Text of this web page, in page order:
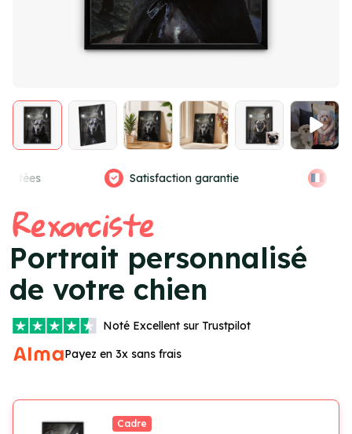
Vrais graphistes
1
of
4
Rexorciste
Portrait personnalisé
de votre chien
Noté Excellent sur Trustpilot
Payez en 3x sans frais
Cadre